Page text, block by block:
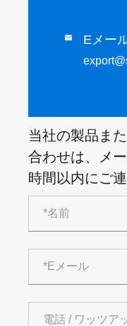
 Eメー
当社の製品ま
合わせは、メ
時間以内にご